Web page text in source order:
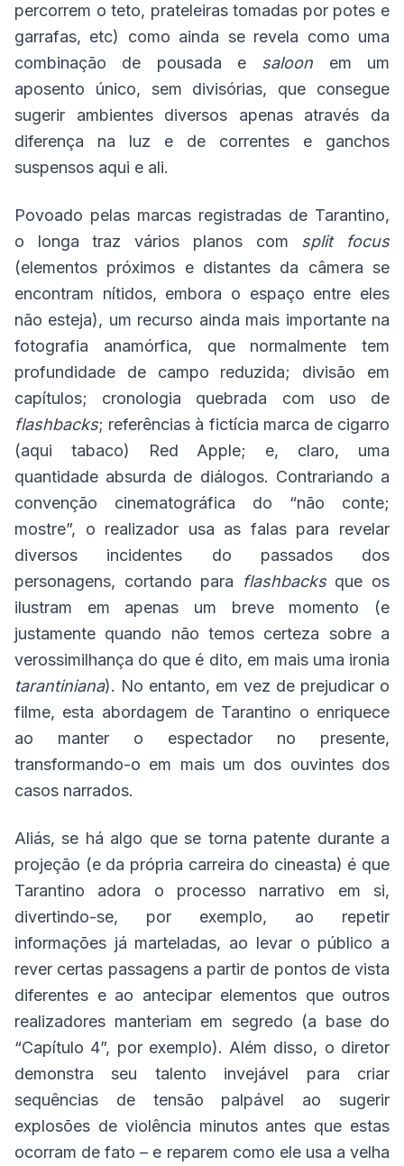
percorrem o teto, prateleiras tomadas por potes e
garrafas, etc) como ainda se revela como uma
combinação de pousada e saloon em um
aposento único, sem divisórias, que consegue
sugerir ambientes diversos apenas através da
diferença na luz e de correntes e ganchos
suspensos aqui e ali.
Povoado pelas marcas registradas de Tarantino,
o longa traz vários planos com split focus
(elementos próximos e distantes da câmera se
encontram nítidos, embora o espaço entre eles
não esteja), um recurso ainda mais importante na
fotografia anamórfica, que normalmente tem
profundidade de campo reduzida; divisão em
capítulos; cronologia quebrada com uso de
flashbacks; referências à fictícia marca de cigarro
(aqui tabaco) Red Apple; e, claro, uma
quantidade absurda de diálogos. Contrariando a
convenção cinematográfica do “não conte;
mostre”, o realizador usa as falas para revelar
diversos incidentes do passados dos
personagens, cortando para
flashbacksque os
ilustram em apenas um breve momento (e
justamente quando não temos certeza sobre a
verossimilhança do que é dito, em mais uma ironia
tarantiniana). No entanto, em vez de prejudicar o
filme, esta abordagem de Tarantino o enriquece
ao manter o espectador no presente,
transformando-o em mais um dos ouvintes dos
casos narrados.
Aliás, se há algo que se torna patente durante a
projeção (e da própria carreira do cineasta) é que
Tarantino adora o processo narrativo em si,
divertindo-se, por exemplo, ao repetir
informações já marteladas, ao levar o público a
rever certas passagens a partir de pontos de vista
diferentes e ao antecipar elementos que outros
realizadores manteriam em segredo (a base do
“Capítulo 4”, por exemplo). Além disso, o diretor
demonstra seu talento invejável para criar
sequências de tensão palpável ao sugerir
explosões de violência minutos antes que estas
ocorram de fato – e reparem como ele usa a velha